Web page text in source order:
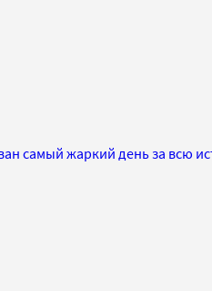
самый жаркий день за всю